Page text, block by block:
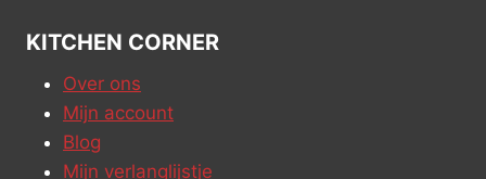
KITCHEN CORNER
Over ons
Mijn account
Blog
Mijn verlanglijstje